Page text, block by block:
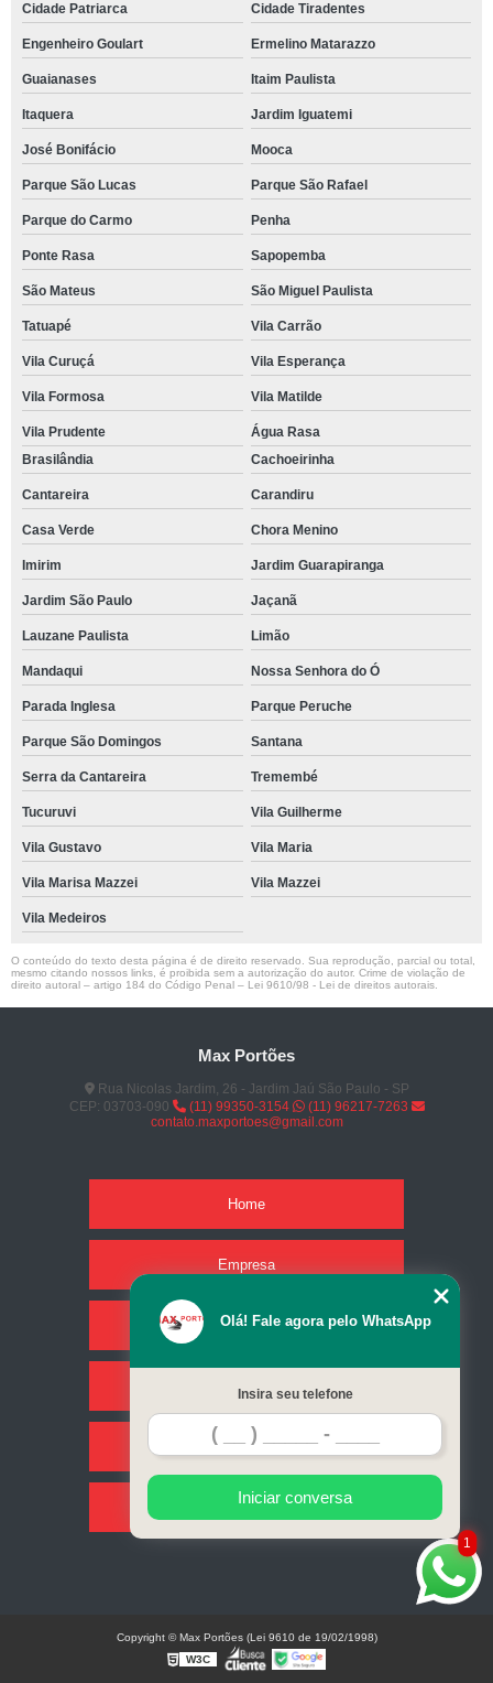
Cidade Patriarca Cidade Tiradentes
Engenheiro Goulart Ermelino Matarazzo
Guaianases Itaim Paulista
Itaquera Jardim Iguatemi
José Bonifácio Mooca
Parque São Lucas Parque São Rafael
Parque do Carmo Penha
Ponte Rasa Sapopemba
São Mateus São Miguel Paulista
Tatuapé Vila Carrão
Vila Curuçá Vila Esperança
Vila Formosa Vila Matilde
Vila Prudente
Água Rasa
Brasilândia
Cachoeirinha
Cantareira Carandiru
Casa Verde Chora Menino
Imirim Jardim Guarapiranga
Jardim São Paulo Jaçanã
Lauzane Paulista Limão
Mandaqui Nossa Senhora do Ó
Parada Inglesa Parque Peruche
Parque São Domingos Santana
Serra da Cantareira Tremembé
Tucuruvi Vila Guilherme
Vila Gustavo Vila Maria
Vila Marisa Mazzei Vila Mazzei
Vila Medeiros
O conteúdo do texto desta página é de direito reservado. Sua reprodução, parcial ou total,
mesmo citando nossos links, é proibida sem a autorização do autor. Crime de violação de
direito autoral – artigo 184 do Código Penal – Lei 9610/98 - Lei de direitos autorais
Max Portões
Rua Nicolas Jardim, 26 - Jardim Jaú São Paulo - SP
CEP: 03703-090
(11) 99350-3154
(11) 96217-7263
contato.maxportoes@gmail.com
Home
Empresa
Missão
Serviços
Contato
Mapa do site
1
Olá! Fale agora pelo WhatsApp
Insira seu telefone
Iniciar conversa
Copyright © Max Portões (Lei 9610 de 19/02/1998)
W3C